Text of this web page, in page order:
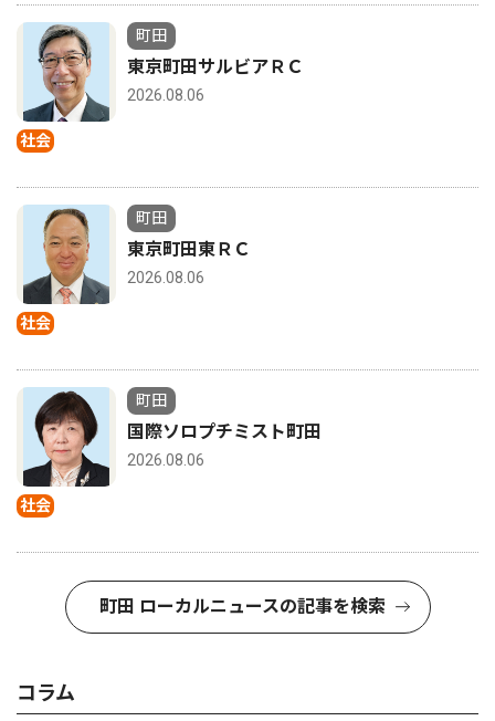
社会
町田
東京町田サルビアＲＣ
2026.08.06
社会
町田
東京町田東ＲＣ
2026.08.06
社会
町田
国際ソロプチミスト町田
2026.08.06
町田 ローカルニュースの記事を検索
コラム